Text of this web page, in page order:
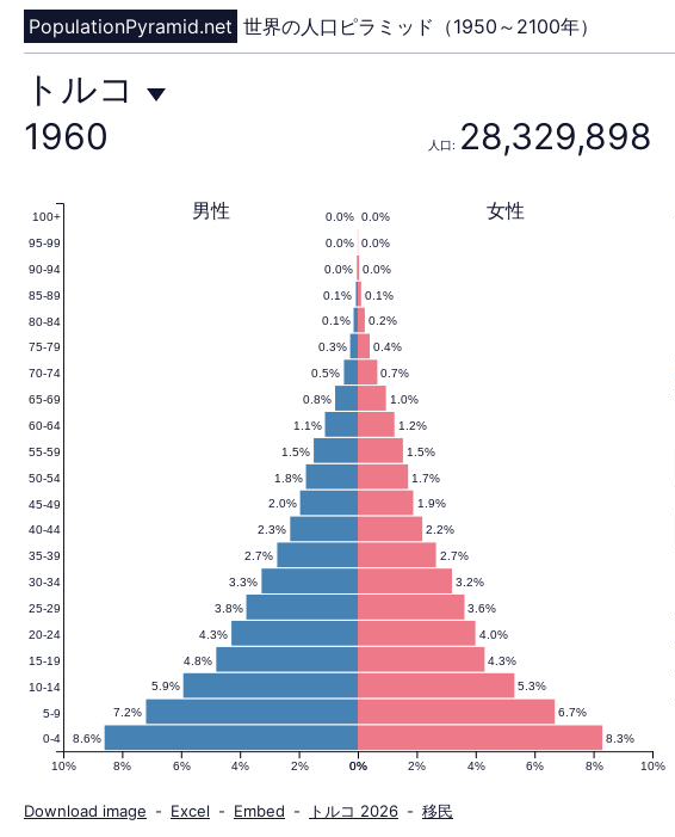
PopulationPyramid.net 世界の人口ピラミッド（1950～2100年）
ト
ル
コ
の
人
口
ピ
ラ
トルコ
1960
人口: 28,329,898
8.3%
8.6%
6.7%
7.2%
5.3%
5.9%
4.3%
4.8%
4.0%
4.3%
3.6%
3.8%
3.2%
3.3%
2.7%
2.7%
2.2%
2.3%
1.9%
2.0%
1.7%
1.8%
1.5%
1.5%
1.2%
1.1%
1.0%
0.8%
0.7%
0.5%
0.4%
0.3%
0.2%
0.1%
0.1%
0.1%
0.0%
0.0%
0.0%
0.0%
0.0%
0.0% 女性
男性
0% 2% 4% 6% 8% 10%
10% 8% 6% 4% 2% 0%
0-4
5-9
10-14
15-19
20-24
25-29
30-34
35-39
40-44
45-49
50-54
55-59
60-64
65-69
70-74
75-79
80-84
85-89
90-94
95-99
100+
Download image - Excel - Embed - トルコ 2026 - 移民